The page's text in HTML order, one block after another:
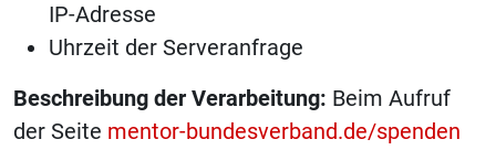
IP-Adresse
Uhrzeit der Serveranfrage
Beschreibung der Verarbeitung: Beim Aufruf
der Seite mentor-bundesverband.de/spenden